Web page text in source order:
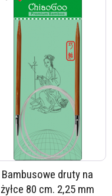
Bambusowe druty na
żyłce 80 cm. 2,25 mm